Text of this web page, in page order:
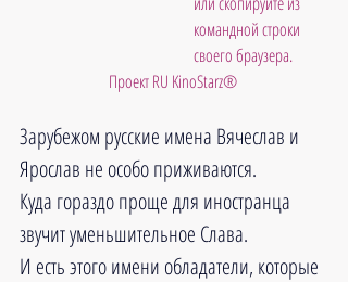
командной строки
своего браузера.
Проект RU KinoStarz®
Зарубежом русские имена Вячеслав и
Ярослав не особо приживаются.
Куда гораздо проще для иностранца
звучит уменьшительное Слава.
И есть этого имени обладатели, которые